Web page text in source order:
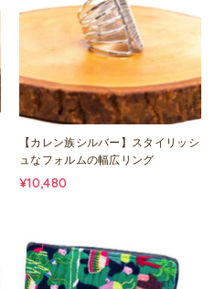
【カレン族シルバー】スタイリッシ
ュなフォルムの幅広リング
¥10,480